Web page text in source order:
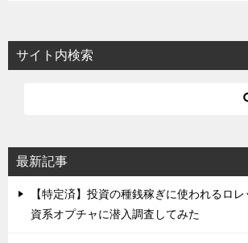
サイト内検索
最新記事
【特定済】投資の種銭稼ぎに使われるロ
資系オプチャに潜入調査してみた